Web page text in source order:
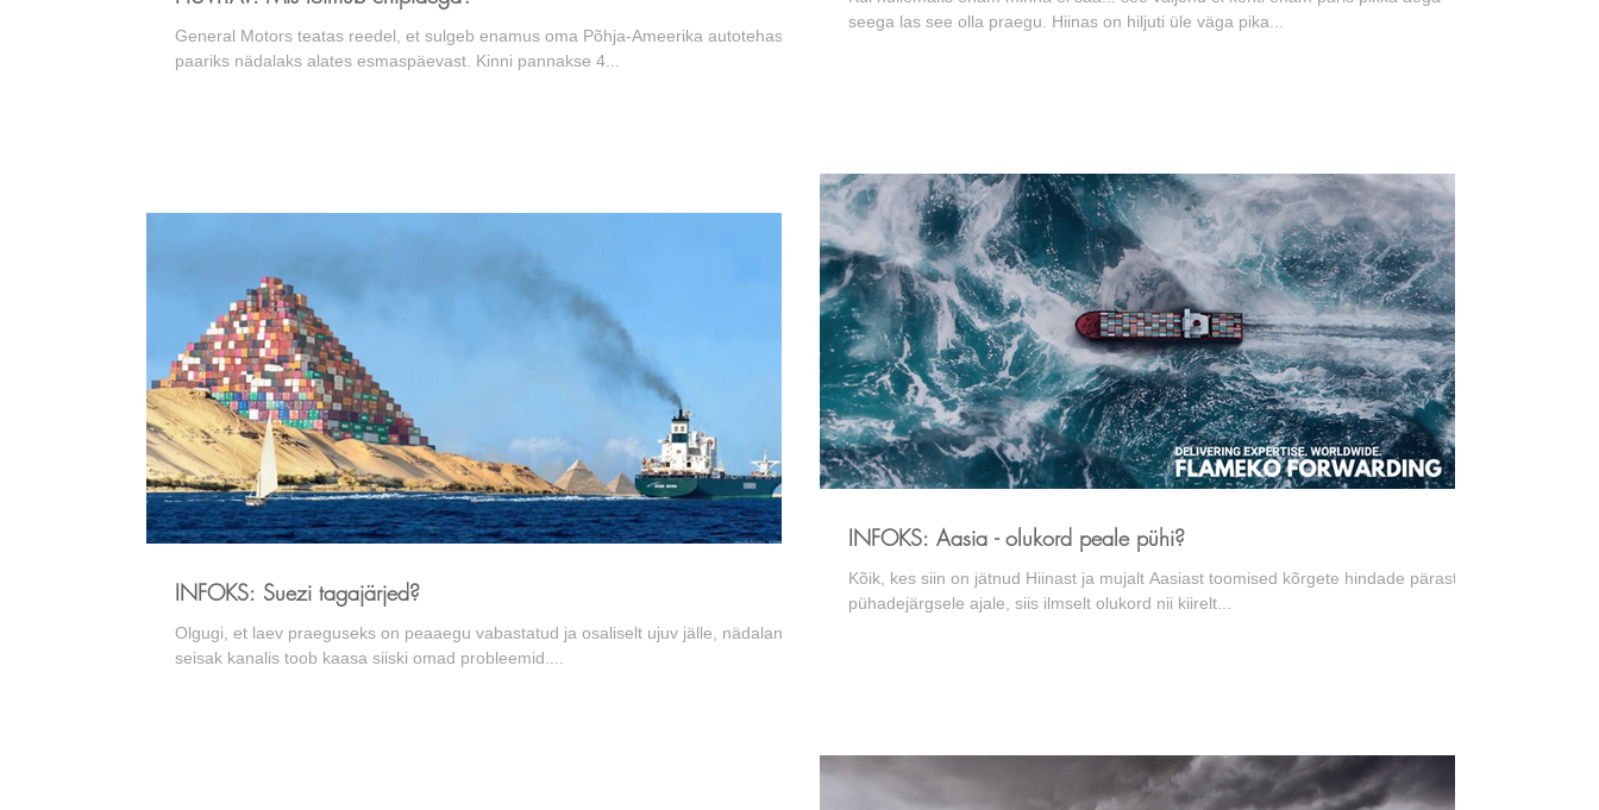
General Motors teatas reedel, et sulgeb enamus oma Põhja-Ameerika autotehastest
paariks nädalaks alates esmaspäevast. Kinni pannakse 4...
seega las see olla praegu. Hiinas on hiljuti üle väga pika...
INFOKS: Suezi tagajärjed?
Olgugi, et laev praeguseks on peaaegu vabastatud ja osaliselt ujuv jälle, nädalane
seisak kanalis toob kaasa siiski omad probleemid....
INFOKS: Aasia - olukord peale pühi?
Kõik, kes siin on jätnud Hiinast ja mujalt Aasiast toomised kõrgete hindade pärast
pühadejärgsele ajale, siis ilmselt olukord nii kiirelt...